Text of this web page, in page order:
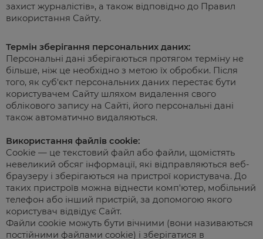
захист журналістів», а також відповідно до Правил
використання Сайту.
Термін зберігання персональних даних:
Персональні дані зберігаються протягом терміну не
більше, ніж це необхідно з метою їх обробки. Після
того, як суб'єкт персональних даних перестає бути
користувачем Сайту шляхом видалення свого
облікового запису на Сайті, його персональні дані
також автоматично видаляються.
Використання файлів cookie:
Cookie — це текстовий файл або файли, щомістять
невеликий обсяг інформації, які відправляються веб-
браузеру і зберігаються на пристрої користувача. До
таких пристроїв можна віднести комп'ютер, мобільний
телефон або інший пристрій, за допомогою якого
користувач відвідує Сайт.
Файли cookie можуть бути вічними (вони називаються
постійними файлами cookie) і зберігатися в